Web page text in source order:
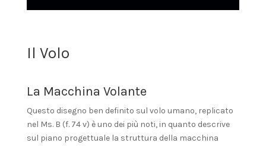
Il Volo
La Macchina Volante
Questo disegno ben definito sul volo umano, replicato
nel Ms. B (f. 74 v) è uno dei più noti, in quanto descrive
sul piano progettuale la struttura della macchina